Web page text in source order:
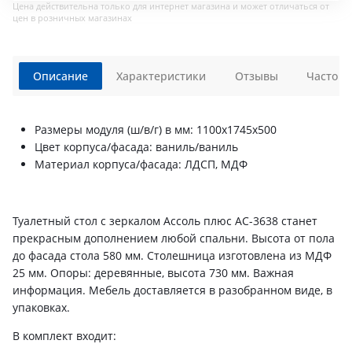
Цена действительна только для интернет магазина и может отличаться от
цен в розничных магазинах
Описание
Размеры модуля (ш/в/г) в мм: 1100х1745х500
Цвет корпуса/фасада: ваниль/ваниль
Материал корпуса/фасада: ЛДСП, МДФ
Туалетный стол с зеркалом Ассоль плюс АС-3638 станет
прекрасным дополнением любой спальни. Высота от пола
до фасада стола 580 мм. Столешница изготовлена из МДФ
25 мм. Опоры: деревянные, высота 730 мм. Важная
информация. Мебель доставляется в разобранном виде, в
упаковках.
В комплект входит:
Характеристики Отзывы Часто